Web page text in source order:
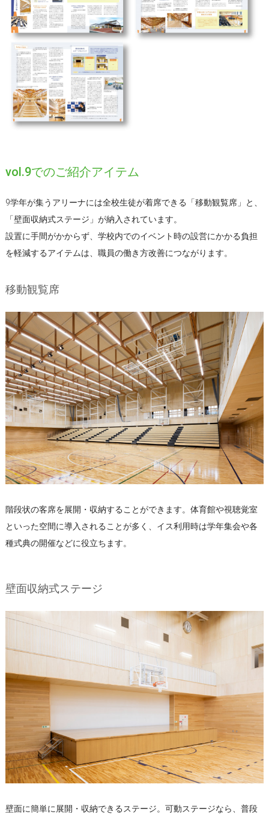
vol.9でのご紹介アイテム
9学年が集うアリーナには全校生徒が着席できる「移動観覧席」と、
「壁面収納式ステージ」が納入されています。
設置に手間がかからず、学校内でのイベント時の設営にかかる負担
を軽減するアイテムは、職員の働き方改善につながります。
移動観覧席
階段状の客席を展開・収納することができます。体育館や視聴覚室
といった空間に導入されることが多く、イス利用時は学年集会や各
種式典の開催などに役立ちます。
壁面収納式ステージ
壁面に簡単に展開・収納できるステージ。可動ステージなら、普段